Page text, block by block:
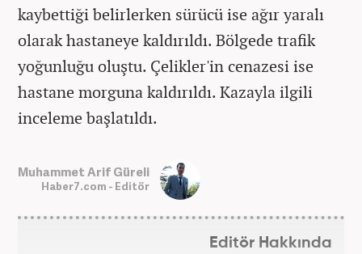
kaybettiği belirlerken sürücü ise ağır yaralı
olarak hastaneye kaldırıldı. Bölgede trafik
yoğunluğu oluştu. Çelikler'in cenazesi ise
hastane morguna kaldırıldı. Kazayla ilgili
inceleme başlatıldı.
Muhammet Arif Güreli
Haber7.com - Editör
Editör Hakkında